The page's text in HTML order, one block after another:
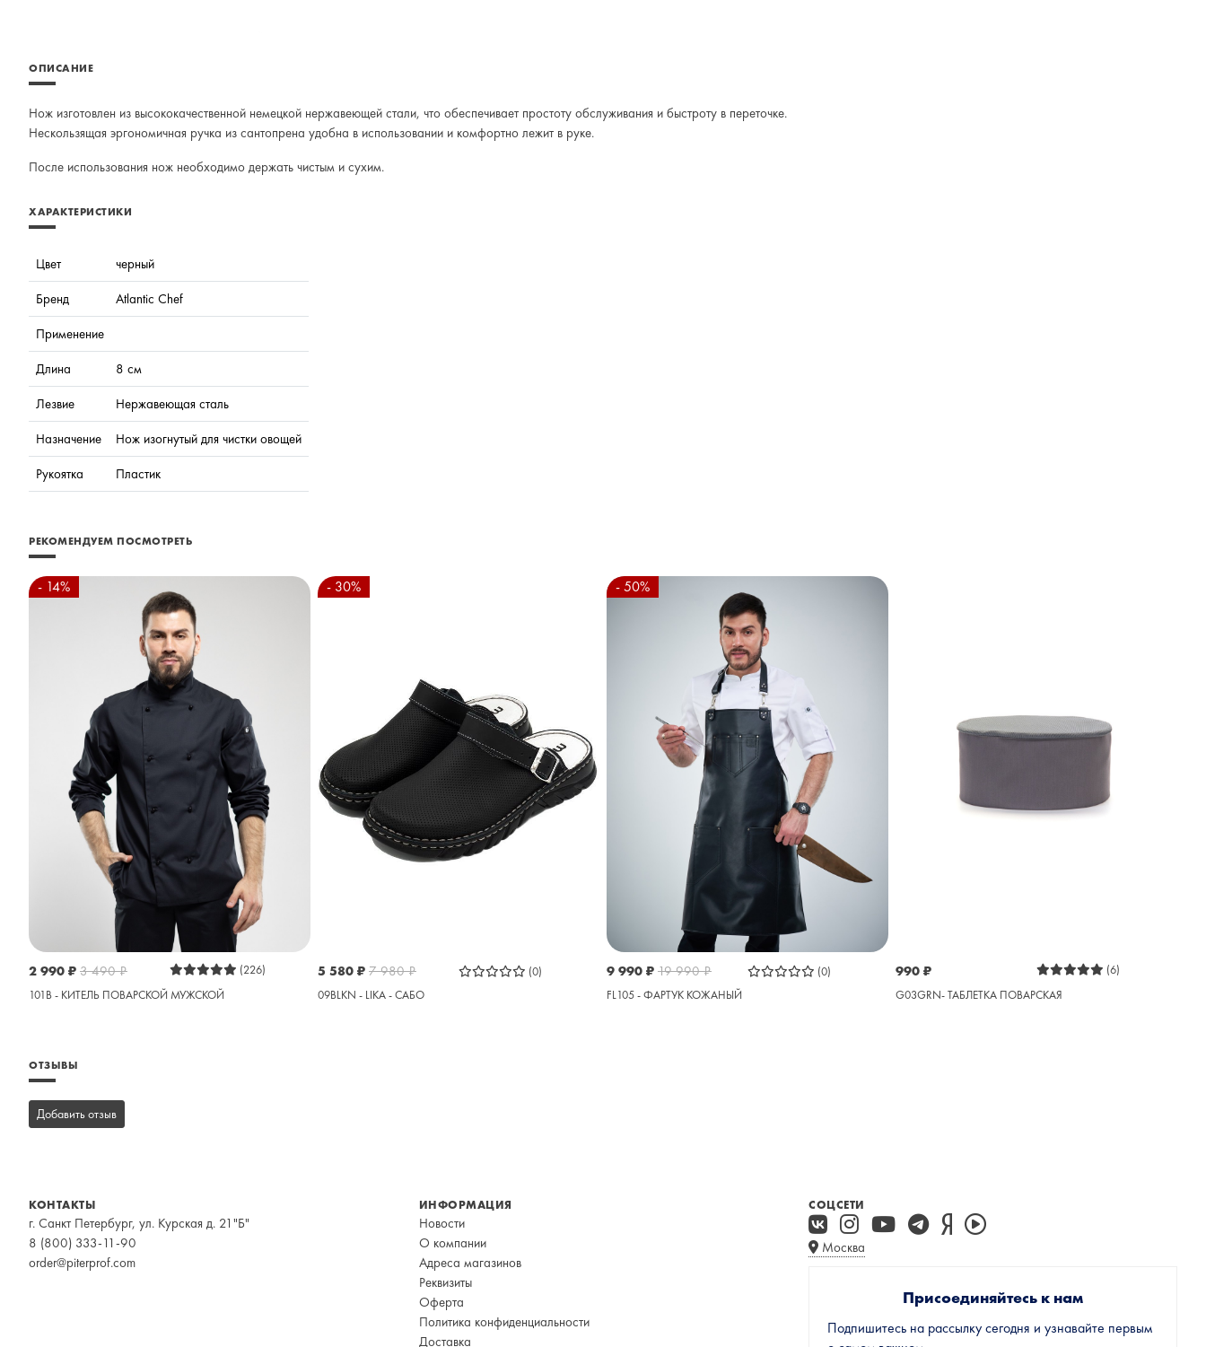
ОПИСАНИЕ
Нож изготовлен из высококачественной немецкой нержавеющей стали, что обеспечивает простоту обслуживания и быстроту в переточке.
Нескользящая эргономичная ручка из сантопрена удобна в использовании и комфортно лежит в руке.
После использования нож необходимо держать чистым и сухим.
ХАРАКТЕРИСТИКИ
Цвет
черный
Бренд
Atlantic Chef
Применение
Длина
8 см
Лезвие
Нержавеющая сталь
Назначение
Нож изогнутый для чистки овощей
Рукоятка
Пластик
РЕКОМЕНДУЕМ ПОСМОТРЕТЬ
- 14%
2 990 ₽ 3 490₽
(226)
101B - КИТЕЛЬ ПОВАРСКОЙ МУЖСКОЙ
- 30%
5 580 ₽ 7 980₽
(0)
09BLKN - LIKA - САБО
- 50%
9 990 ₽ 19 990₽
(0)
FL105 - ФАРТУК КОЖАНЫЙ
990 ₽
(6)
G03GRN- ТАБЛЕТКА ПОВАРСКАЯ
ОТЗЫВЫ
Добавить отзыв
КОНТАКТЫ
г. Санкт Петербург, ул. Курская д. 21"Б"
8 (800) 333-11-90
order@piterprof.com
ИНФОРМАЦИЯ
Новости
О компании
Адреса магазинов
Реквизиты
Оферта
Политика конфиденциальности
Доставка
СОЦСЕТИ
Москва
Присоединяйтесь к нам
Подпишитесь на рассылку сегодня и узнавайте первым